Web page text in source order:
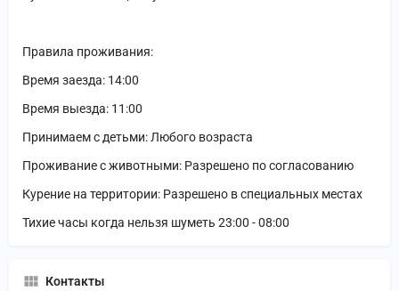
Правила проживания:
Время заезда: 14:00
Время выезда: 11:00
Принимаем с детьми: Любого возраста
Проживание с животными: Разрешено по согласованию
Курение на территории: Разрешено в специальных местах
Тихие часы когда нельзя шуметь 23:00 - 08:00
Контакты